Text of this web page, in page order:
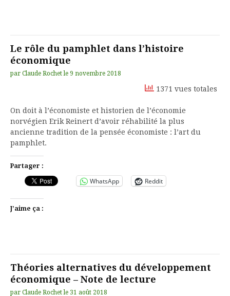
Le rôle du pamphlet dans l’histoire
économique
par Claude Rochet le 9 novembre 2018
1371 vues totales
On doit à l’économiste et historien de l’économie
norvégien Erik Reinert d’avoir réhabilité la plus
ancienne tradition de la pensée économiste : l’art du
pamphlet.
Partager :
WhatsApp Reddit
J’aime ça :
Théories alternatives du développement
économique – Note de lecture
par Claude Rochet le 31 août 2018